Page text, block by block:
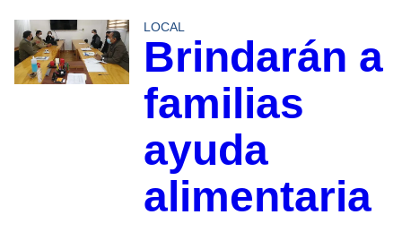
LOCAL
Brindarán a
familias
ayuda
alimentaria